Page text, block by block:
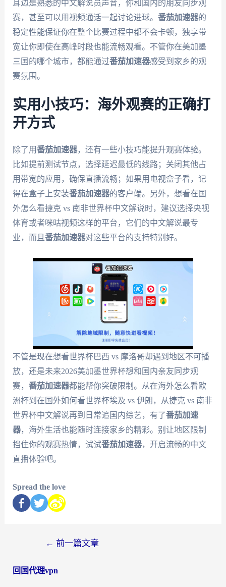
耳边是熟悉的中文解说员声音，你和国内的朋友同步观
赛，甚至可以用视频通话一起讨论进球。 番茄加速器的
稳定性能保证你在整个比赛过程中都不会卡顿，独享带
宽让你即使在高峰时段也能流畅观看。不管你在美加墨
三国的哪个城市，都能通过番茄加速器感受到家乡的观
赛氛围。
实用小技巧：海外观赛的正确打
开方式
除了用番茄加速器，还有一些小技巧能提升观赛体验。
比如提前测试节点，选择延迟最低的线路；关闭其他占
用带宽的应用，确保直播流畅；如果用电视盒子看，记
得在盒子上安装番茄加速器的客户端。另外，想看在国
外怎么看捷克 vs 南非世界杯中文解说时，建议选择央视
体育或者咪咕视频这样的平台，它们的中文解说最专
业，而且 番茄加速器对这些平台的支持特别好。
不管是现在想看世界杯巴西 vs 摩洛哥却遇到地区不可播
放，还是未来2026美加墨世界杯想和国内亲友同步观
赛， 番茄加速器都能帮你突破限制。从在海外怎么看欧
洲杯到在国外如何看世界杯埃及 vs 伊朗，从捷克 vs 南非
世界杯中文解说再到日常追国内综艺，有了番茄加速
器，海外生活也能随时连接家乡的精彩。别让地区限制
挡住你的观赛热情，试试番茄加速器，开启流畅的中文
直播体验吧。
Spread the love
← 前一篇文章
回国代理vpn